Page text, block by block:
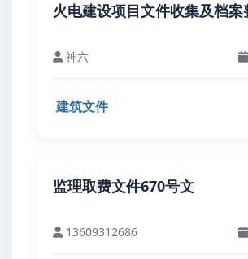
火电建设项目文件收集及档案
神六
建筑文件
监理取费文件670号文
13609312686